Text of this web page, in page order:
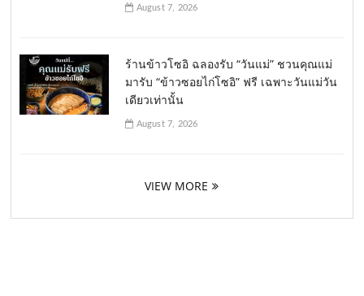
August 7, 2026
ร้านข้าวโซอิ ฉลองรับ “วันแม่” ชวนคุณแม่
มารับ “ข้าวซอยไก่โซอิ” ฟรี เฉพาะวันแม่วัน
เดียวเท่านั้น
August 7, 2026
VIEW MORE